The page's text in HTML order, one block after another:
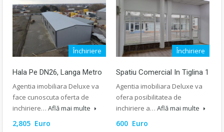
Închiriere
Hala Pe DN26, Langa Metro
Agentia imobiliara Deluxe va
face cunoscuta oferta de
inchiriere… Află mai multe
2,805 Euro
Închiriere
Spatiu Comercial In Tiglina 1
Agentia imobiliara Deluxe va
ofera posibilitatea de
inchiriere a… Află mai multe
600 Euro